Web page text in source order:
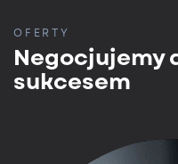
OFERTY
Negocjujemy
sukcesem